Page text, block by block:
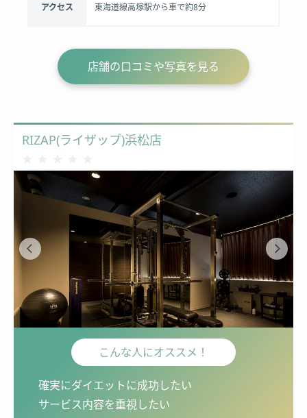
アクセス 東海道線高塚駅から車で約8分
店舗の口コミや写真を見る
RIZAP(ライザップ)浜松店
こんな人にオススメ！
確実にダイエットに成功したい
サービス内容を重視したい